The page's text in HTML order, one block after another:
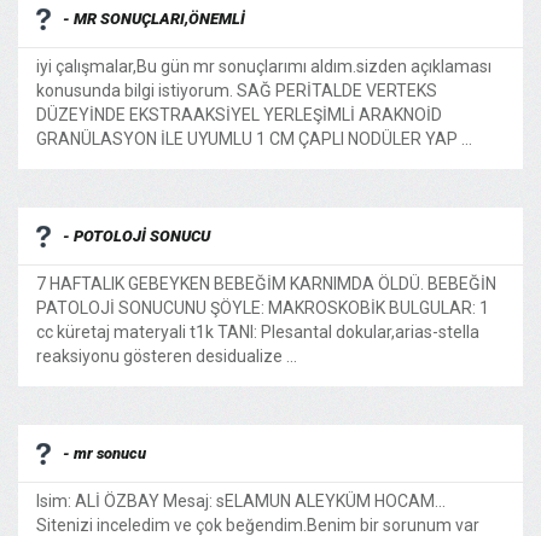
- MR SONUÇLARI,ÖNEMLİ
iyi çalışmalar,Bu gün mr sonuçlarımı aldım.sizden açıklaması
konusunda bilgi istiyorum. SAĞ PERİTALDE VERTEKS
DÜZEYİNDE EKSTRAAKSİYEL YERLEŞİMLİ ARAKNOİD
GRANÜLASYON İLE UYUMLU 1 CM ÇAPLI NODÜLER YAP ...
- POTOLOJİ SONUCU
7 HAFTALIK GEBEYKEN BEBEĞİM KARNIMDA ÖLDÜ. BEBEĞİN
PATOLOJİ SONUCUNU ŞÖYLE: MAKROSKOBİK BULGULAR: 1
cc küretaj materyali t1k TANI: Plesantal dokular,arias-stella
reaksiyonu gösteren desidualize ...
- mr sonucu
Isim: ALİ ÖZBAY Mesaj: sELAMUN ALEYKÜM HOCAM...
Sitenizi inceledim ve çok beğendim.Benim bir sorunum var